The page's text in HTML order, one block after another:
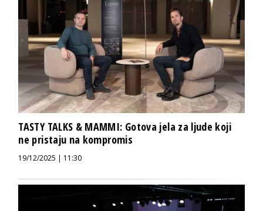
TASTY TALKS & MAMMI: Gotova jela za ljude koji
ne pristaju na kompromis
19/12/2025 | 11:30